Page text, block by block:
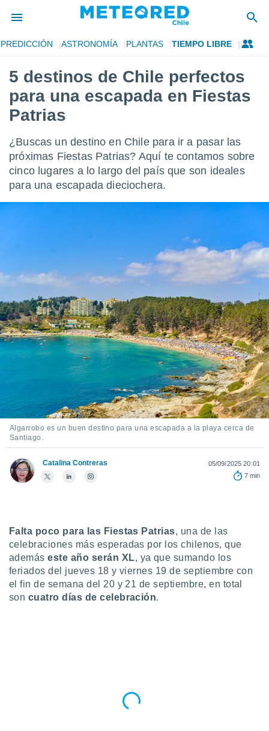
de
por
para
la
calidad.
a este
las
permite
seguir
contenido
coste.
la
todas
ya sean
nuestros
y análisis
en
y
en
más
nuestra
y
ACEPTAR
CONFIGURACIÓN
PREDICCIÓN ASTRONOMÍA PLANTAS TIEMPO LIBRE
5 destinos de Chile perfectos
para una escapada en Fiestas
Patrias
¿Buscas un destino en Chile para ir a pasar las
próximas Fiestas Patrias? Aquí te contamos sobre
cinco lugares a lo largo del país que son ideales
para una escapada dieciochera.
Algarrobo es un buen destino para una escapada a la playa cerca de
Santiago.
Catalina Contreras
05/09/2025 20:01
7 min
Falta poco para las Fiestas Patrias, una de las
celebraciones más esperadas por los chilenos, que
ademáseste año serán XL, ya que sumando los
feriados del jueves 18 y viernes 19 de septiembre con
el fin de semana del 20 y 21 de septiembre, en total
son cuatro días de celebración.